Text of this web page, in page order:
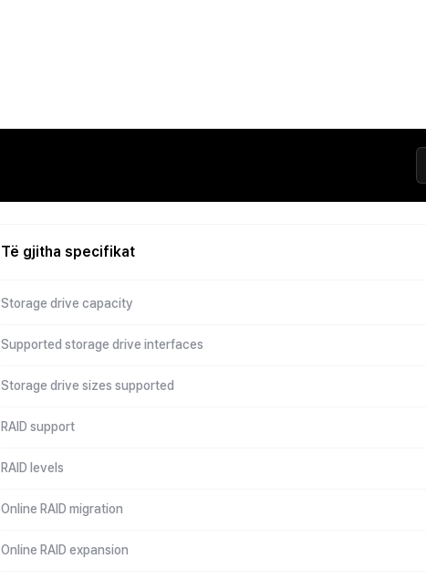
Të gjitha specifikat
Storage drive capacity
Supported storage drive interfaces
Storage drive sizes supported
RAID support
RAID levels
Online RAID migration
Online RAID expansion